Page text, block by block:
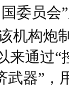
委员会
机构炮
来通过
武器”，